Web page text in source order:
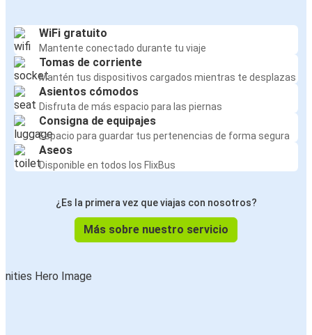
WiFi gratuito
Mantente conectado durante tu viaje
Tomas de corriente
Mantén tus dispositivos cargados mientras te desplazas
Asientos cómodos
Disfruta de más espacio para las piernas
Consigna de equipajes
Espacio para guardar tus pertenencias de forma segura
Aseos
Disponible en todos los FlixBus
¿Es la primera vez que viajas con nosotros?
Más sobre nuestro servicio